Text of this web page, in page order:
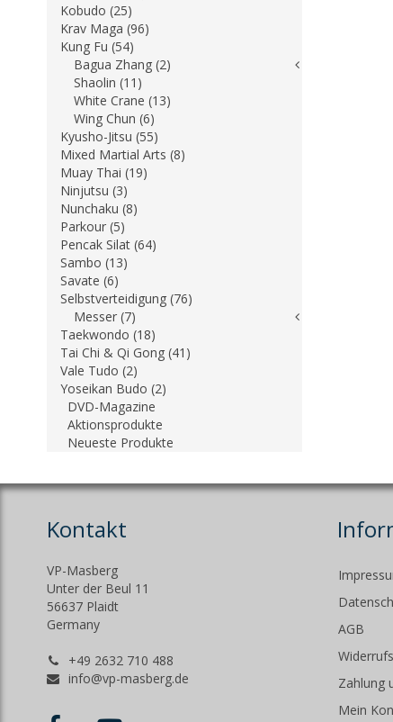
Kobudo (25)
Krav Maga (96)
Kung Fu (54)
Bagua Zhang (2)
Shaolin (11)
White Crane (13)
Wing Chun (6)
Kyusho-Jitsu (55)
Mixed Martial Arts (8)
Muay Thai (19)
Ninjutsu (3)
Nunchaku (8)
Parkour (5)
Pencak Silat (64)
Sambo (13)
Savate (6)
Selbstverteidigung (76)
Messer (7)
Taekwondo (18)
Tai Chi & Qi Gong (41)
Vale Tudo (2)
Yoseikan Budo (2)
DVD-Magazine
Aktionsprodukte
Neueste Produkte
Kontakt
VP-Masberg
Unter der Beul 11
56637 Plaidt
Germany
+49 2632 710 488
info@vp-masberg.de
AGB
Zahlung
Mein